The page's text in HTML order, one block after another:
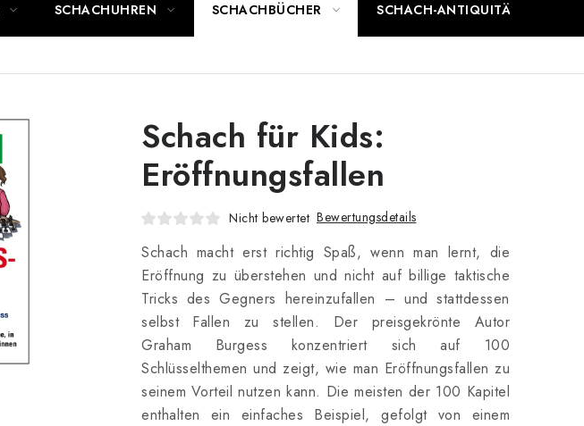
SCHACHUHREN SCHACHBÜCHER SCHACH-ANTIQUITÄTENLADEN
Schach für Kids:
Eröffnungsfallen
Nicht bewertet Bewertungsdetails
Schach macht erst richtig Spaß, wenn man lernt, die
Eröffnung zu überstehen und nicht auf billige taktische
Tricks des Gegners hereinzufallen – und stattdessen
selbst Fallen zu stellen. Der preisgekrönte Autor
Graham Burgess konzentriert sich auf 100
Schlüsselthemen und zeigt, wie man Eröffnungsfallen zu
seinem Vorteil nutzen kann. Die meisten der 100 Kapitel
enthalten ein einfaches Beispiel, gefolgt von einem